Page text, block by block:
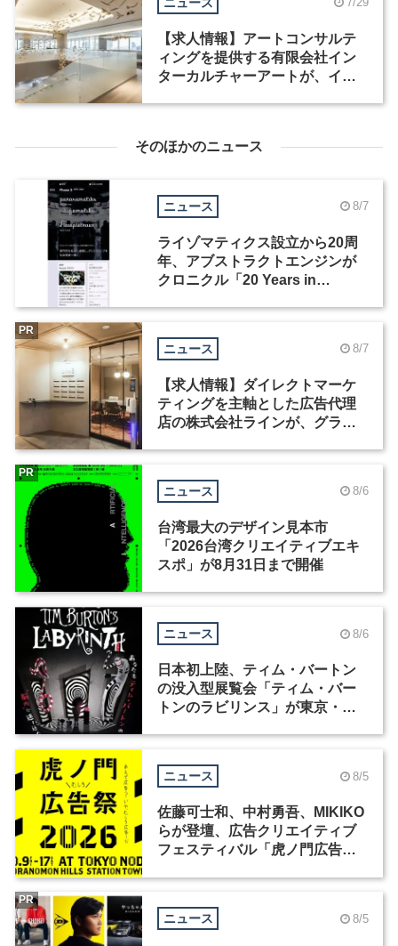
【求人情報】アートコンサルテ
ィングを提供する有限会社イン
ターカルチャーアートが、イン
そのほかのニュース
ニュース 8/7
ライゾマティクス設立から20周
年、アブストラクトエンジンが
クロニクル「20 Years in
ニュース 8/7
【求人情報】ダイレクトマーケ
ティングを主軸とした広告代理
店の株式会社ラインが、グラフ
PR
ニュース 8/6
台湾最大のデザイン見本市
「2026台湾クリエイティブエキ
スポ」が8月31日まで開催
PR
ニュース 8/6
日本初上陸、ティム・バートン
の没入型展覧会「ティム・バー
トンのラビリンス」が東京・豊
ニュース 8/5
佐藤可士和、中村勇吾、MIKIKO
らが登壇、広告クリエイティブ
フェスティバル「虎ノ門広告
ニュース 8/5
PR